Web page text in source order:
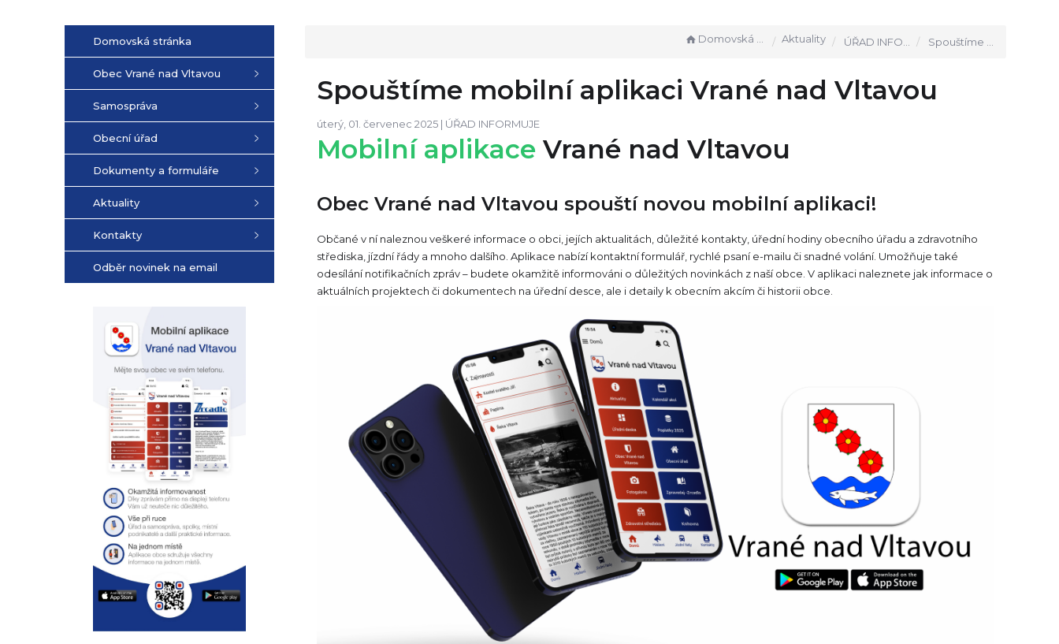
Domovská stránka
Obec Vrané nad Vltavou
Samospráva
Obecní úřad
Dokumenty a formuláře
Aktuality
Kontakty
Odběr novinek na email
Domovská stránka Aktuality ÚŘAD INFORMUJE Spouštíme mobilní aplikaci Vrané nad Vltavou
Spouštíme mobilní aplikaci Vrané nad Vltavou
úterý, 01. červenec 2025 | ÚŘAD INFORMUJE
Mobilní aplikace Vrané nad Vltavou
Obec Vrané nad Vltavou spouští novou mobilní aplikaci!
Občané v ní naleznou veškeré informace o obci, jejích aktualitách, důležité kontakty, úřední hodiny obecního úřadu a zdravotního
střediska, jízdní řády a mnoho dalšího. Aplikace nabízí kontaktní formulář, rychlé psaní e-mailu či snadné volání. Umožňuje také
odesílání notifikačních zpráv – budete okamžitě informováni o důležitých novinkách z naší obce. V aplikaci naleznete jak informace o
aktuálních projektech či dokumentech na úřední desce, ale i detaily k obecním akcím či historii obce.